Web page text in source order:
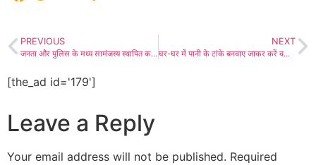
PREVIOUS
जनता और पुलिस के मध्य सामंजस्य स्थापित करने और अपराधों को कम करने में रहती है सीएलजी सदस्यों की महत्ती भूमिका- एसपी ज्ञानचंद यादव, लाडनूं पुलिस थाने में ईदुल जुहा के अवसर पर एसपी ने स्वयं ली सीएलजी की बैठक, लाडनूं में हुआ भव्य स्वागत
NEXT
घर-घर में पानी के टांके बनवाए जाकर करें वर्षाजल का संचय- तहसीलदार अनिरुद्ध देव पांडेय, श्री रामआनंद गौशाला में वंदे गंगा जल संरक्षण जन अभियान कार्यक्रम आयोजित, पौधारोपण किया, परिंडे लगाए और पिंजरे का किया समर्पण
[the_ad id='179']
Leave a Reply
Your email address will not be published. Required